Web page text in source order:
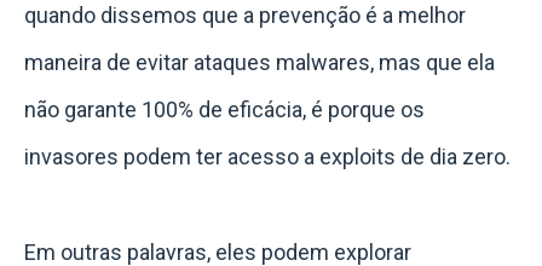
quando dissemos que a prevenção é a melhor
maneira de evitar ataques malwares, mas que ela
não garante 100% de eficácia, é porque os
invasores podem ter acesso a exploits de dia zero.
Em outras palavras, eles podem explorar